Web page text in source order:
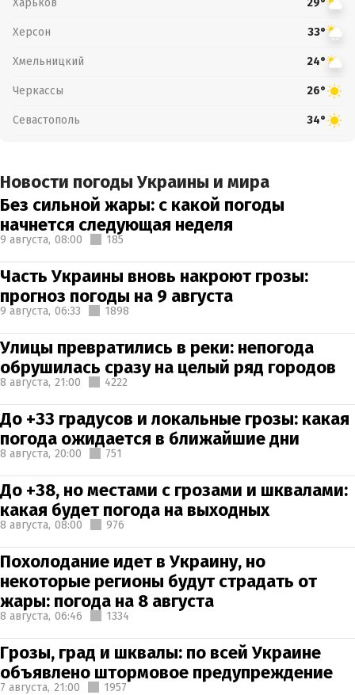
29°
Херсон 33°
Хмельницкий 24°
Черкассы 26°
Севастополь 34°
Новости погоды Украины и мира
Без сильной жары: с какой погоды
начнется следующая неделя
9 августа, 08:00 185
Часть Украины вновь накроют грозы:
прогноз погоды на 9 августа
9 августа, 06:33 1898
Улицы превратились в реки: непогода
обрушилась сразу на целый ряд городов
8 августа, 21:00 4222
До +33 градусов и локальные грозы: какая
погода ожидается в ближайшие дни
8 августа, 20:00 751
До +38, но местами с грозами и шквалами:
какая будет погода на выходных
8 августа, 08:00 976
Похолодание идет в Украину, но
некоторые регионы будут страдать от
жары: погода на 8 августа
8 августа, 06:46 1334
Грозы, град и шквалы: по всей Украине
объявлено штормовое предупреждение
7 августа, 21:00 1957